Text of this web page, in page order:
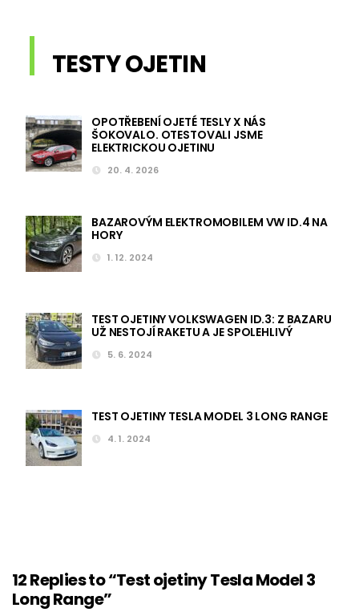
TESTY OJETIN
OPOTŘEBENÍ OJETÉ TESLY X NÁS
ŠOKOVALO. OTESTOVALI JSME
ELEKTRICKOU OJETINU
20. 4. 2026
BAZAROVÝM ELEKTROMOBILEM VW ID.4 NA
HORY
1. 12. 2024
TEST OJETINY VOLKSWAGEN ID.3: Z BAZARU
UŽ NESTOJÍ RAKETU A JE SPOLEHLIVÝ
5. 6. 2024
TEST OJETINY TESLA MODEL 3 LONG RANGE
4. 1. 2024
12 Replies to “Test ojetiny Tesla Model 3
Long Range”